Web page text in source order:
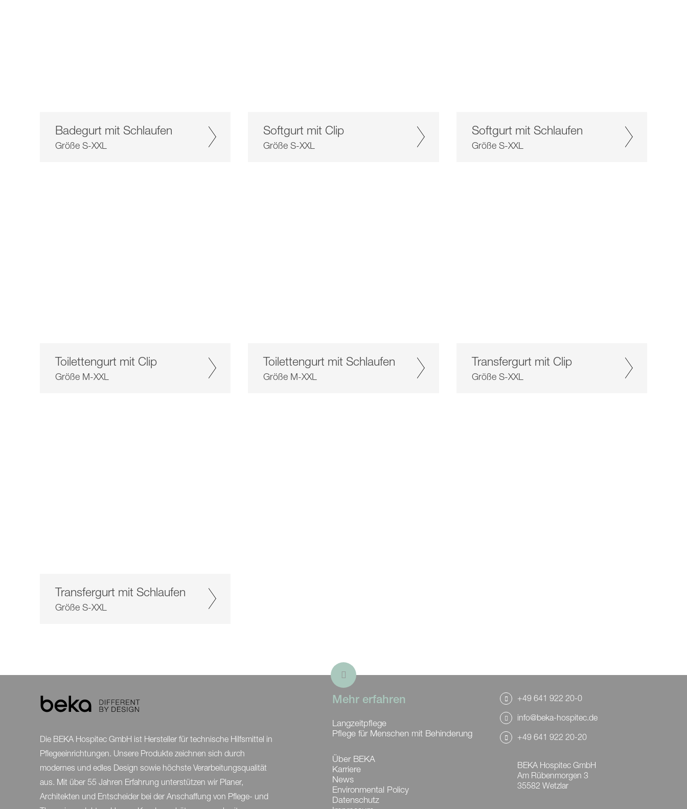
Badegurt mit Schlaufen
Größe S-XXL
Softgurt mit Clip
Größe S-XXL
Softgurt mit Schlaufen
Größe S-XXL
Toilettengurt mit Clip
Größe M-XXL
Toilettengurt mit Schlaufen
Größe M-XXL
Transfergurt mit Clip
Größe S-XXL
Transfergurt mit Schlaufen
Größe S-XXL
Die BEKA Hospitec GmbH ist Hersteller für technische Hilfsmittel in
Pflegeeinrichtungen. Unsere Produkte zeichnen sich durch
modernes und edles Design sowie höchste Verarbeitungsqualität
aus. Mit über 55 Jahren Erfahrung unterstützen wir Planer,
Architekten und Entscheider bei der Anschaffung von Pflege- und
Mehr erfahren
Langzeitpflege
Pflege für Menschen mit Behinderung
Über BEKA
Karriere
News
Environmental Policy
Datenschutz
+49 641 922 20-0
info@beka-hospitec.de
+49 641 922 20-20
BEKA Hospitec GmbH
Am Rübenmorgen 3
35582 Wetzlar